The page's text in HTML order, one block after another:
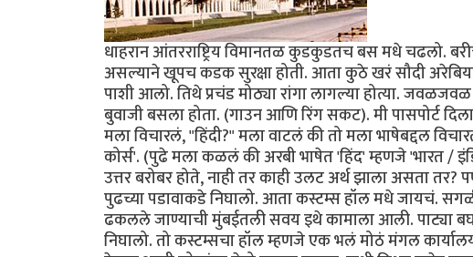
धाहरान आंतरराष्ट्रिय विमानतळ कुडकुडतच बस मधे चढलो.
असल्याने खूपच कडक सुरक्षा होती. आता कुठे खरं सौदी
पाशी आलो. तिथे प्रचंड मोठ्या रांगा लागल्या होत्या.
बुवाजी बसला होता. (गाउन आणि रिंग सकट). मी पासपोर्ट
मला विचारलं, "हिंदी?" मला वाटलं की तो मला भाषेबद्दल
कोर्स'. (पुढे मला कळलं की अरबी भाषेत 'हिंद' म्हणजे 'भारत /
उत्तर बरोबर होते, नाही तर काही उलट अर्थ झाला असता
पुढच्या पडावाकडे निघालो. आता कस्टम्स हॉल मधे जायचं.
ढकलले जाण्याची मुंबईतली सवय इथे कामाला आली. पाट्या
निघालो. तो कस्टम्सचा हॉल म्हणजे एक भलं मोठं मंगल कार्यालय